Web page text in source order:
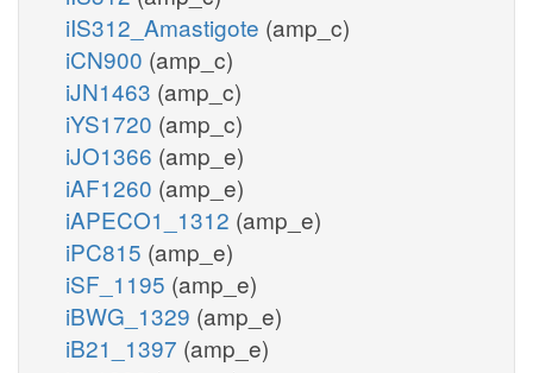
iIS312_Amastigote (amp_c)
iCN900 (amp_c)
iJN1463 (amp_c)
iYS1720 (amp_c)
iJO1366 (amp_e)
iAF1260 (amp_e)
iAPECO1_1312 (amp_e)
iPC815 (amp_e)
iSF_1195 (amp_e)
iBWG_1329 (amp_e)
iB21_1397 (amp_e)